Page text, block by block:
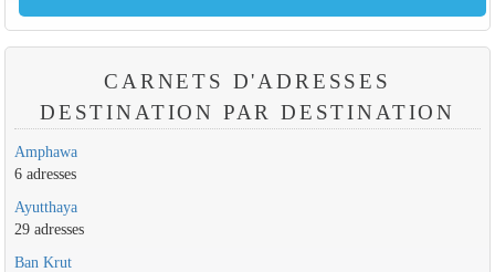
CARNETS D'ADRESSES
DESTINATION PAR DESTINATION
Amphawa
6 adresses
Ayutthaya
29 adresses
Ban Krut